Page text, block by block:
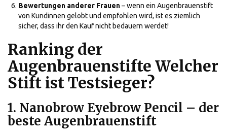
Bewertungen anderer Frauen– wenn ein Augenbrauenstift
von Kundinnen gelobt und empfohlen wird, ist es ziemlich
sicher, dass ihr den Kauf nicht bedauern werdet!
Ranking der
Augenbrauenstifte Welcher
Stift ist Testsieger?
1. Nanobrow Eyebrow Pencil – der
beste Augenbrauenstift